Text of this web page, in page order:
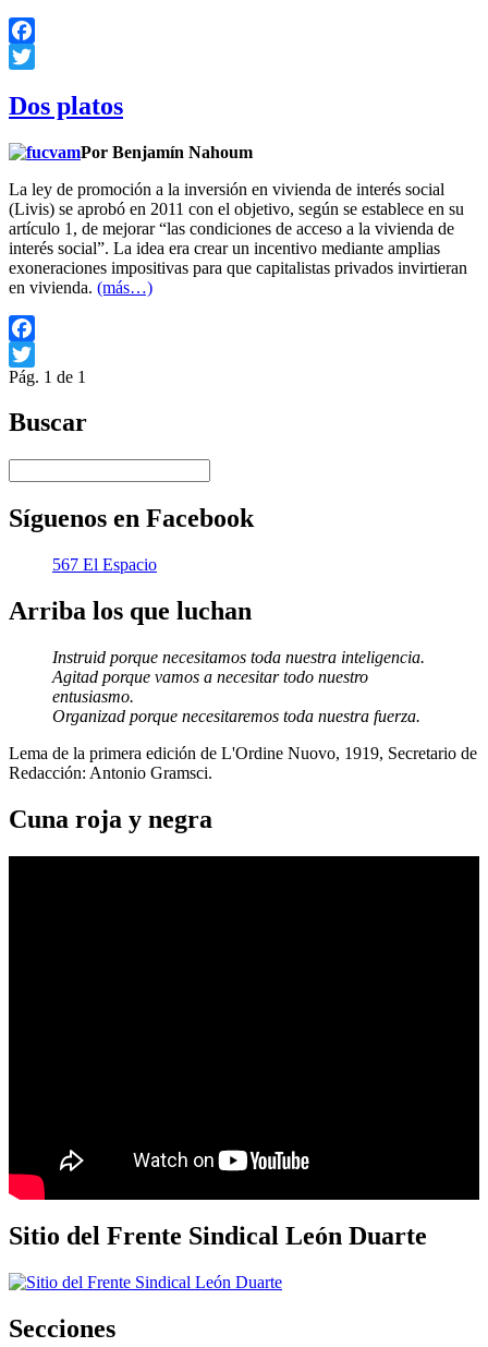
Facebook
Dos platos
Por Benjamín Nahoum
La ley de promoción a la inversión en vivienda de interés social
(Livis) se aprobó en 2011 con el objetivo, según se establece en su
artículo 1, de mejorar “las condiciones de acceso a la vivienda de
interés social”. La idea era crear un incentivo mediante amplias
exoneraciones impositivas para que capitalistas privados invirtieran
en vivienda. (más…)
Facebook
Twitter
Pág. 1 de 1
Buscar
Síguenos en Facebook
567 El Espacio
Arriba los que luchan
Instruid porque necesitamos toda nuestra inteligencia.
Agitad porque vamos a necesitar todo nuestro
entusiasmo.
Organizad porque necesitaremos toda nuestra fuerza.
Lema de la primera edición de L'Ordine Nuovo, 1919, Secretario de
Redacción: Antonio Gramsci.
Cuna roja y negra
Sitio del Frente Sindical León Duarte
Secciones